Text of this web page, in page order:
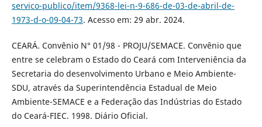
servico-publico/item/9368-lei-n-9-686-de-03-de-abril-de-
1973-d-o-09-04-73. Acesso em: 29 abr. 2024.
CEARÁ. Convênio N° 01/98 - PROJU/SEMACE. Convênio que
entre se celebram o Estado do Ceará com Interveniência da
Secretaria do desenvolvimento Urbano e Meio Ambiente-
SDU, através da Superintendência Estadual de Meio
Ambiente-SEMACE e a Federação das Indústrias do Estado
do Ceará-FIEC. 1998. Diário Oficial.